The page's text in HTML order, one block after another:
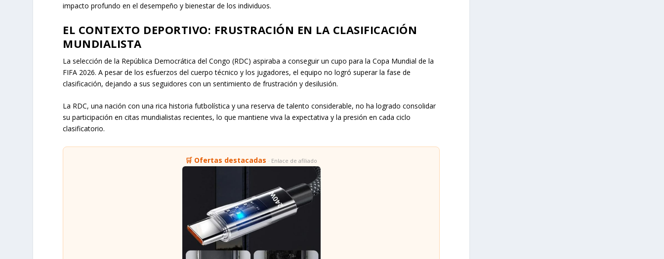
impacto profundo en el desempeño y bienestar de los individuos.
EL CONTEXTO DEPORTIVO: FRUSTRACIÓN EN LA CLASIFICACIÓN
MUNDIALISTA
La selección de la República Democrática del Congo (RDC) aspiraba a conseguir un cupo para la Copa Mundial de la
FIFA 2026. A pesar de los esfuerzos del cuerpo técnico y los jugadores, el equipo no logró superar la fase de
clasificación, dejando a sus seguidores con un sentimiento de frustración y desilusión.
La RDC, una nación con una rica historia futbolística y una reserva de talento considerable, no ha logrado consolidar
su participación en citas mundialistas recientes, lo que mantiene viva la expectativa y la presión en cada ciclo
clasificatorio.
🛒 Ofertas destacadas · Enlace de afiliado